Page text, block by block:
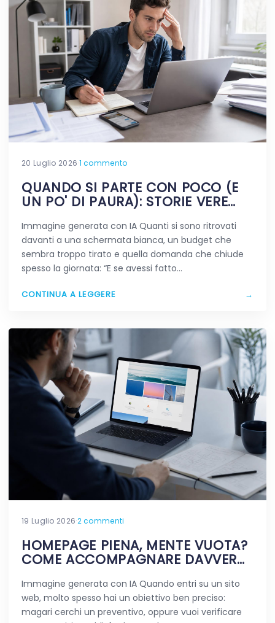
20 Luglio 2026·1 commento
QUANDO SI PARTE CON POCO (E
UN PO' DI PAURA): STORIE VERE
Immagine generata con IA Quanti si sono ritrovati
davanti a una schermata bianca, un budget che
sembra troppo tirato e quella domanda che chiude
spesso la giornata: “E se avessi fatto…
CONTINUA A LEGGERE →
19 Luglio 2026·2 commenti
HOMEPAGE PIENA, MENTE VUOTA?
COME ACCOMPAGNARE DAVVERO
Immagine generata con IA Quando entri su un sito
web, molto spesso hai un obiettivo ben preciso:
magari cerchi un preventivo, oppure vuoi verificare